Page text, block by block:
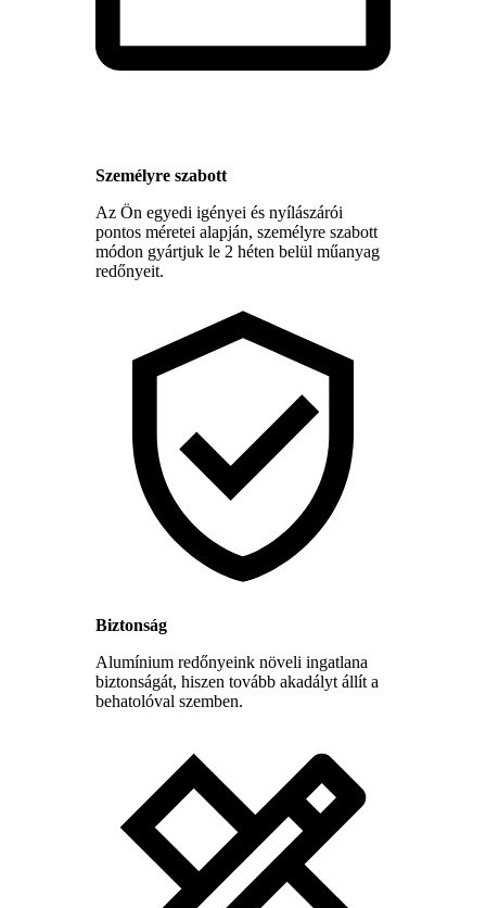
Személyre szabott
Az Ön egyedi igényei és nyílászárói
pontos méretei alapján, személyre szabott
módon gyártjuk le 2 héten belül műanyag
redőnyeit.
Biztonság
Alumínium redőnyeink növeli ingatlana
biztonságát, hiszen tovább akadályt állít a
behatolóval szemben.